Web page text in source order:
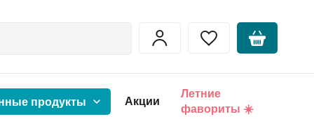
продукты Акции
Летние
фавориты ☀️